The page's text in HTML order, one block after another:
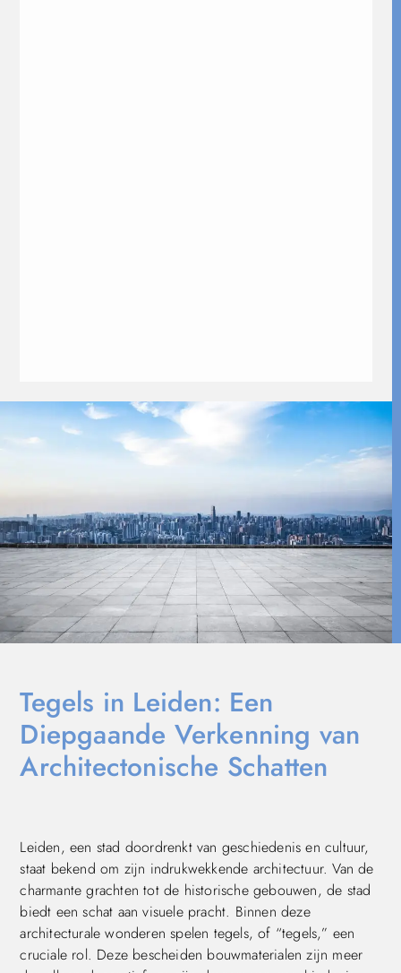
Tegels in Leiden: Een
Diepgaande Verkenning van
Architectonische Schatten
Leiden, een stad doordrenkt van geschiedenis en cultuur,
staat bekend om zijn indrukwekkende architectuur. Van de
charmante grachten tot de historische gebouwen, de stad
biedt een schat aan visuele pracht. Binnen deze
architecturale wonderen spelen tegels, of “tegels,” een
cruciale rol. Deze bescheiden bouwmaterialen zijn meer